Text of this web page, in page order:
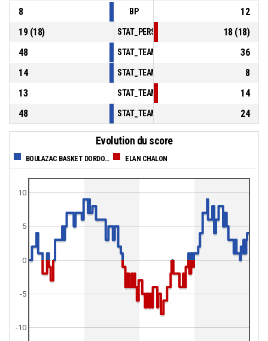
8
BP
12
19(18) 18(18)
48
36
14
8
13
14
48
24
Evolution du score
BOULAZAC BASKET DORDOGNE ELAN CHALON
0
5
10
-10
-5